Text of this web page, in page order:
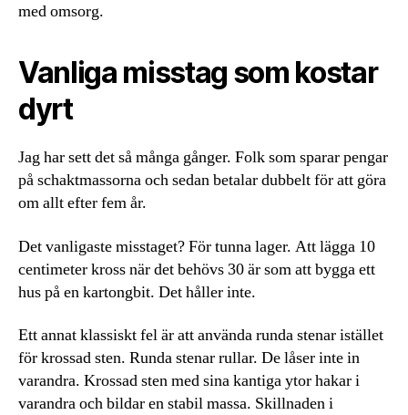
med omsorg.
Vanliga misstag som kostar
dyrt
Jag har sett det så många gånger. Folk som sparar pengar
på schaktmassorna och sedan betalar dubbelt för att göra
om allt efter fem år.
Det vanligaste misstaget? För tunna lager. Att lägga 10
centimeter kross när det behövs 30 är som att bygga ett
hus på en kartongbit. Det håller inte.
Ett annat klassiskt fel är att använda runda stenar istället
för krossad sten. Runda stenar rullar. De låser inte in
varandra. Krossad sten med sina kantiga ytor hakar i
varandra och bildar en stabil massa. Skillnaden i